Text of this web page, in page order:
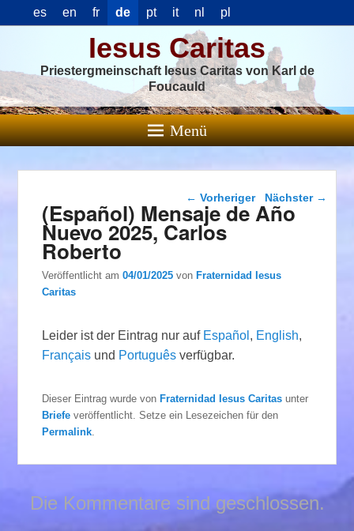
es en fr de pt it nl pl
Iesus Caritas
Priestergmeinschaft Iesus Caritas von Karl de
Foucauld
Menü
Beitragsnavigation
← Vorheriger Nächster →
(Español) Mensaje de Año
Nuevo 2025, Carlos
Roberto
Veröffentlicht am04/01/2025 vonFraternidad Iesus
Caritas
Leider ist der Eintrag nur auf Español , English,
Français und Português verfügbar.
Dieser Eintrag wurde vonFraternidad Iesus Caritas unter
Briefe veröffentlicht. Setze ein Lesezeichen für den
Permalink
Die Kommentare sind geschlossen.